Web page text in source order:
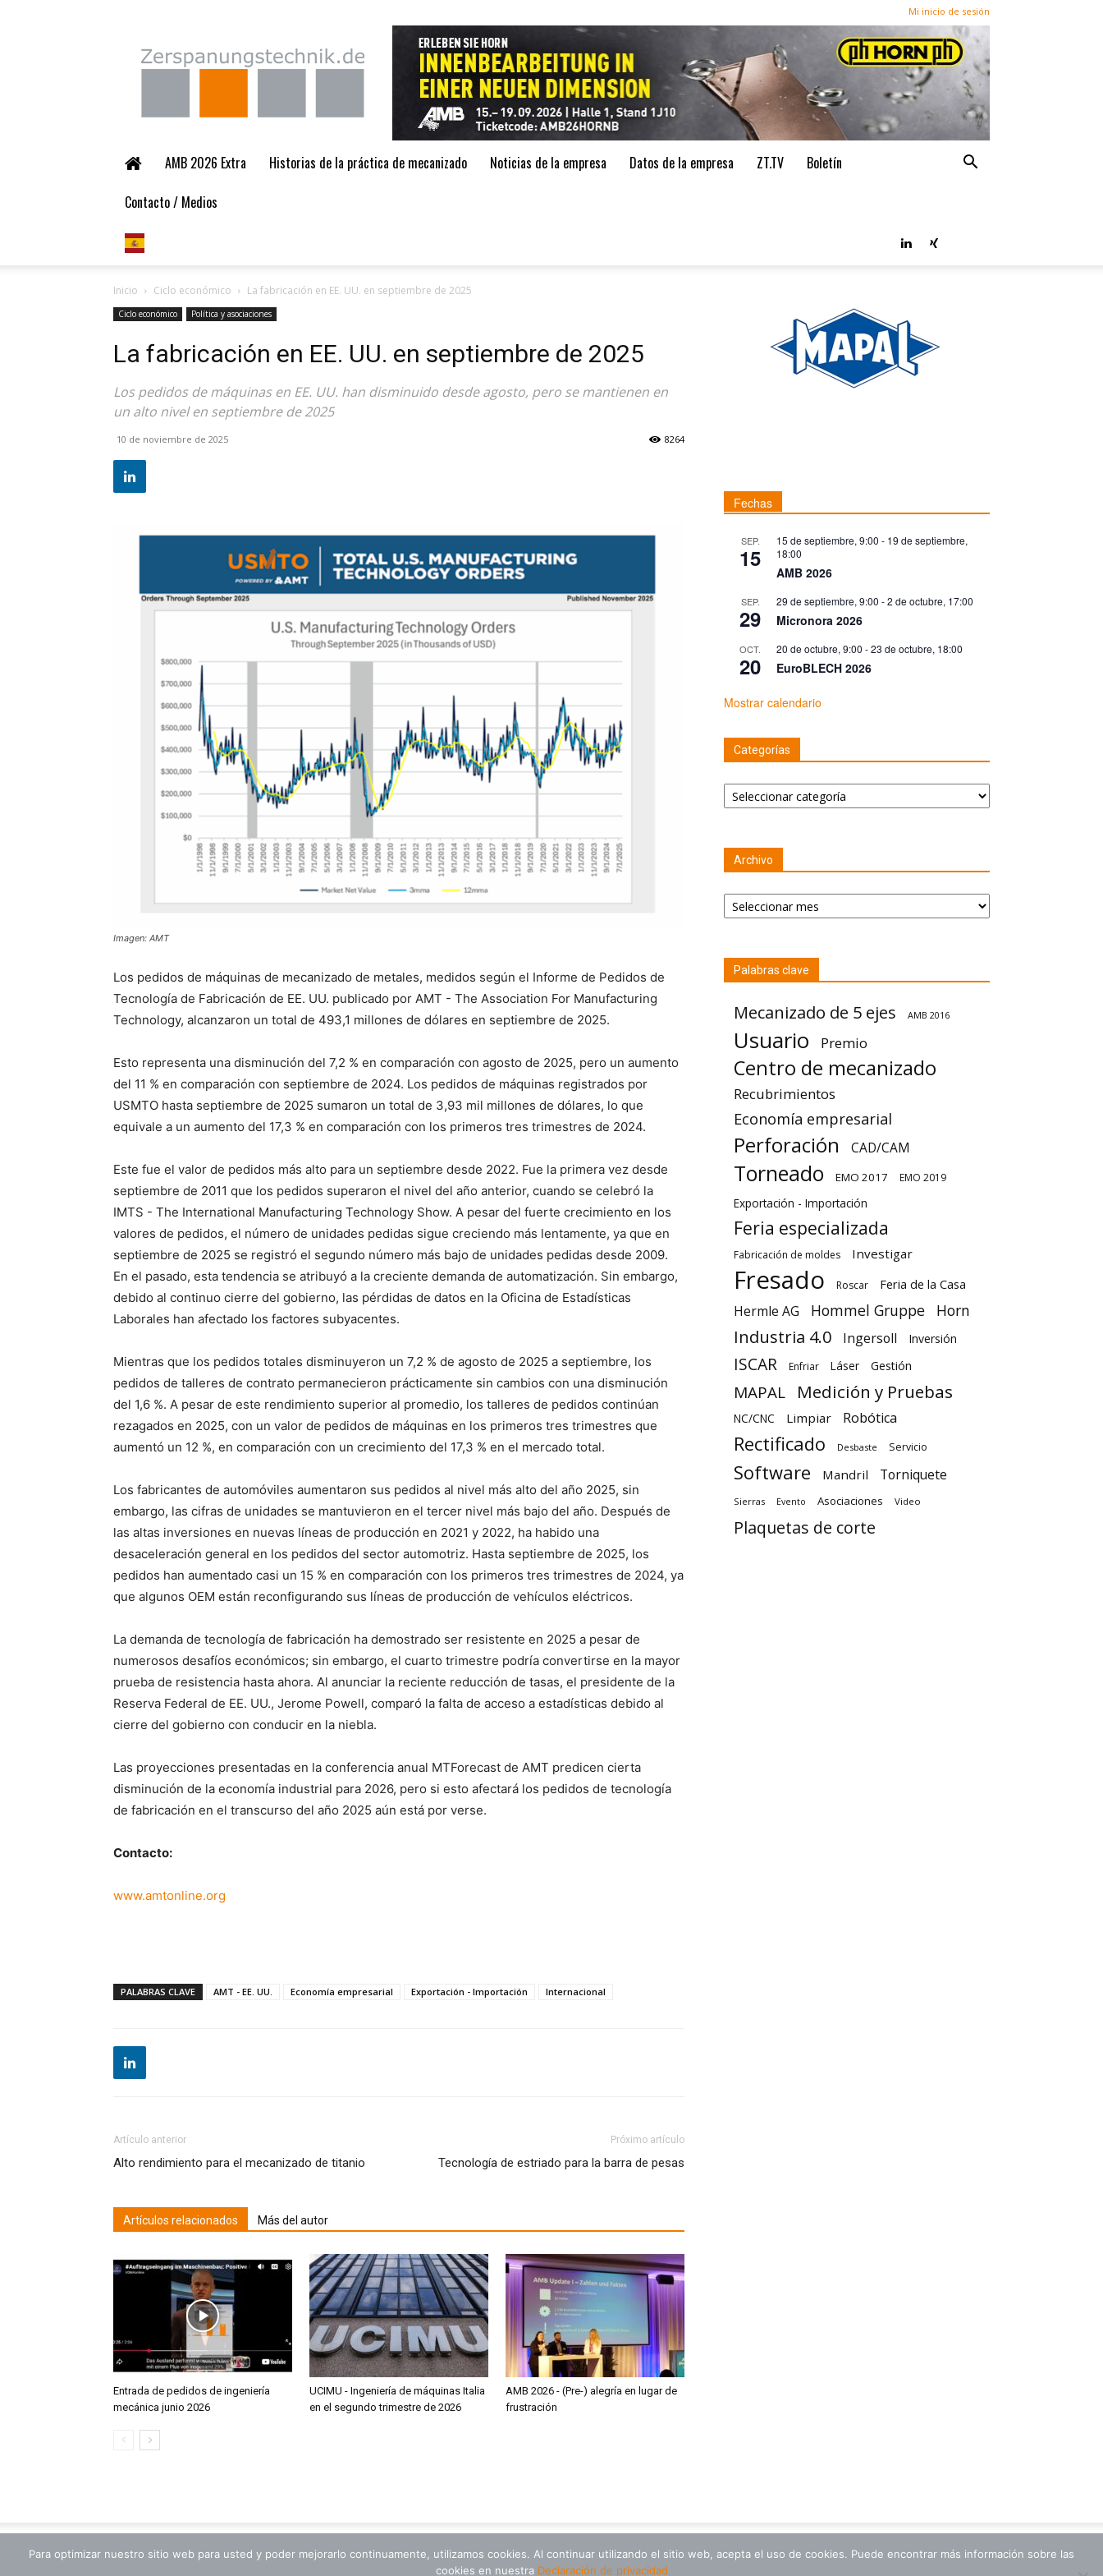
Mi inicio de sesión
Zerspanungstechnik.de
AMB 2026 Extra Historias de la práctica de mecanizado Noticias de la empresa Datos de la empresa ZT.TV
Boletín
Contacto / Medios
Inicio Ciclo económico La fabricación en EE. UU. en septiembre de 2025
Ciclo económico Política y asociaciones
La fabricación en EE. UU. en septiembre de 2025
Los pedidos de máquinas en EE. UU. han disminuido desde agosto, pero se mantienen en
un alto nivel en septiembre de 2025
10 de noviembre de 2025 8264
Imagen: AMT
Los pedidos de máquinas de mecanizado de metales, medidos según el Informe de Pedidos de
Tecnología de Fabricación de EE. UU. publicado por AMT - The Association For Manufacturing
Technology, alcanzaron un total de 493,1 millones de dólares en septiembre de 2025.
Esto representa una disminución del 7,2 % en comparación con agosto de 2025, pero un aumento
del 11 % en comparación con septiembre de 2024. Los pedidos de máquinas registrados por
USMTO hasta septiembre de 2025 sumaron un total de 3,93 mil millones de dólares, lo que
equivale a un aumento del 17,3 % en comparación con los primeros tres trimestres de 2024.
Este fue el valor de pedidos más alto para un septiembre desde 2022. Fue la primera vez desde
septiembre de 2011 que los pedidos superaron el nivel del año anterior, cuando se celebró la
IMTS - The International Manufacturing Technology Show. A pesar del fuerte crecimiento en los
valores de pedidos, el número de unidades pedidas sigue creciendo más lentamente, ya que en
septiembre de 2025 se registró el segundo número más bajo de unidades pedidas desde 2009.
En el pasado, esta tendencia se atribuyó a la creciente demanda de automatización. Sin embargo,
debido al continuo cierre del gobierno, las pérdidas de datos en la Oficina de Estadísticas
Laborales han afectado los factores subyacentes.
Mientras que los pedidos totales disminuyeron un 7,2 % de agosto de 2025 a septiembre, los
pedidos de talleres de contrato permanecieron prácticamente sin cambios con una disminución
del 1,6 %. A pesar de este rendimiento superior al promedio, los talleres de pedidos continúan
rezagados en 2025, con un valor de pedidos de máquinas en los primeros tres trimestres que
aumentó un 12 %, en comparación con un crecimiento del 17,3 % en el mercado total.
Los fabricantes de automóviles aumentaron sus pedidos al nivel más alto del año 2025, sin
embargo, las cifras de unidades se mantuvieron en el tercer nivel más bajo del año. Después de
las altas inversiones en nuevas líneas de producción en 2021 y 2022, ha habido una
desaceleración general en los pedidos del sector automotriz. Hasta septiembre de 2025, los
pedidos han aumentado casi un 15 % en comparación con los primeros tres trimestres de 2024, ya
que algunos OEM están reconfigurando sus líneas de producción de vehículos eléctricos.
La demanda de tecnología de fabricación ha demostrado ser resistente en 2025 a pesar de
numerosos desafíos económicos; sin embargo, el cuarto trimestre podría convertirse en la mayor
prueba de resistencia hasta ahora. Al anunciar la reciente reducción de tasas, el presidente de la
Reserva Federal de EE. UU., Jerome Powell, comparó la falta de acceso a estadísticas debido al
cierre del gobierno con conducir en la niebla.
Las proyecciones presentadas en la conferencia anual MTForecast de AMT predicen cierta
disminución de la economía industrial para 2026, pero si esto afectará los pedidos de tecnología
de fabricación en el transcurso del año 2025 aún está por verse.
Contacto:
www.amtonline.org
PALABRAS CLAVE AMT - EE. UU. Economía empresarial Exportación - Importación Internacional
Artículo anterior
Alto rendimiento para el mecanizado de titanio
Próximo artículo
Tecnología de estriado para la barra de pesas
Artículos relacionados Más del autor
Entrada de pedidos de ingeniería
mecánica junio 2026
UCIMU - Ingeniería de máquinas Italia
en el segundo trimestre de 2026
AMB 2026 - (Pre-) alegría en lugar de
frustración
Fechas
SEP.
15
15 de septiembre, 9:00 - 19 de septiembre,
18:00
AMB 2026
SEP.
29
29 de septiembre, 9:00 -2 de octubre, 17:00
Micronora 2026
OCT.
20
20 de octubre, 9:00 -23 de octubre, 18:00
EuroBLECH 2026
Mostrar calendario
Categorías
Categorías
Archivo
Archivo
Palabras clave
Mecanizado de 5 ejes AMB 2016
Usuario Premio
Centro de mecanizado
Recubrimientos
Economía empresarial
Perforación CAD/CAM
Torneado EMO 2017 EMO 2019
Exportación - Importación
Feria especializada
Fabricación de moldes Investigar
Fresado Roscar Feria de la Casa
Hermle AG Hommel Gruppe Horn
Industria 4.0 Ingersoll Inversión
ISCAR Enfriar Láser Gestión
MAPAL Medición y Pruebas
NC/CNC Limpiar Robótica
Rectificado Desbaste Servicio
Software Mandril Torniquete
Sierras Evento Asociaciones Video
Plaquetas de corte
Para optimizar nuestro sitio web para usted y poder mejorarlo continuamente, utilizamos cookies. Al continuar utilizando el sitio web, acepta el uso de cookies. Puede encontrar más información sobre las
cookies en nuestra Declaración de privacidad